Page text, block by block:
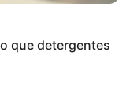
que detergentes